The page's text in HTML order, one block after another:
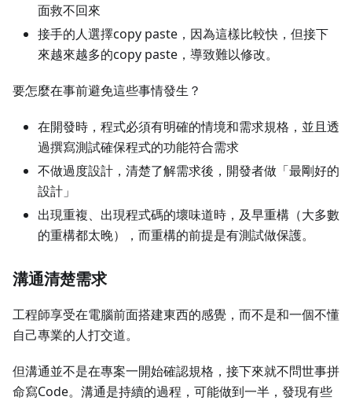
面救不回來
接手的人選擇copy paste，因為這樣比較快，但接下
來越來越多的copy paste，導致難以修改。
要怎麼在事前避免這些事情發生？
在開發時，程式必須有明確的情境和需求規格，並且透
過撰寫測試確保程式的功能符合需求
不做過度設計，清楚了解需求後，開發者做「最剛好的
設計」
出現重複、出現程式碼的壞味道時，及早重構（大多數
的重構都太晚），而重構的前提是有測試做保護。
溝通清楚需求
工程師享受在電腦前面搭建東西的感覺，而不是和一個不懂
自己專業的人打交道。
但溝通並不是在專案一開始確認規格，接下來就不問世事拼
命寫Code。溝通是持續的過程，可能做到一半，發現有些